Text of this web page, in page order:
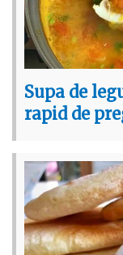
Supa de
rapid de